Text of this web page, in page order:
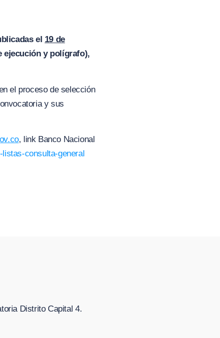
el 19 de
ejecución y polígrafo),
el proceso de selección
y sus
, link Banco Nacional
consulta-general
Distrito Capital 4.